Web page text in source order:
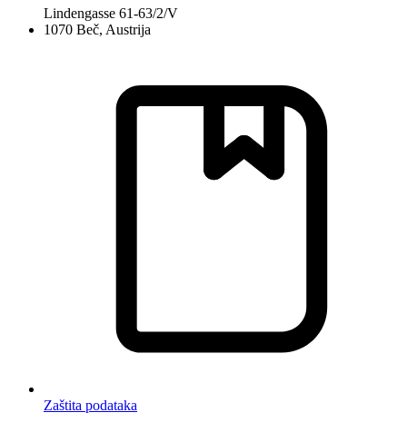
Lindengasse 61-63/2/V
1070 Beč, Austrija
Zaštita podataka